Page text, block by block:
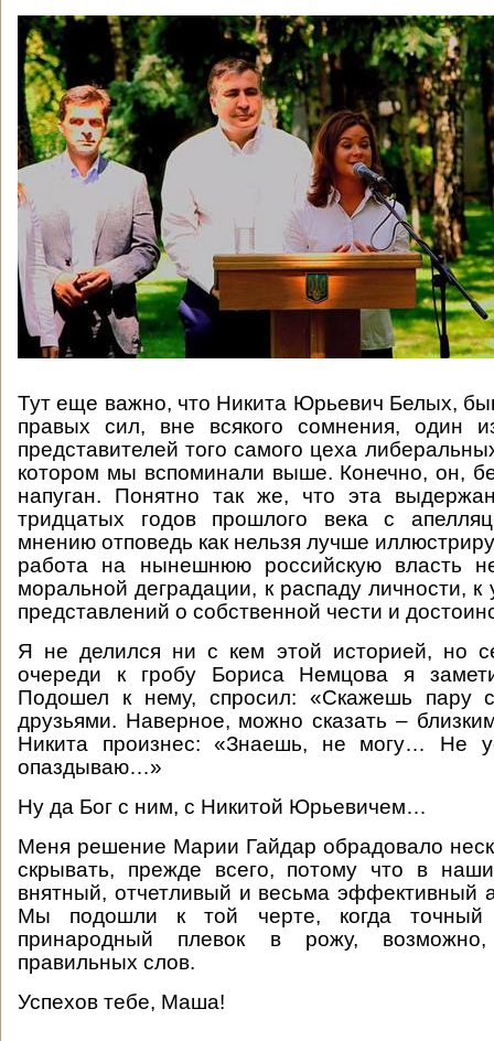
Тут еще важно, что Никита Юрьевич Белых,
правых сил, вне всякого сомнения, один
представителей того самого цеха
котором мы вспоминали выше. Конечно, он,
напуган. Понятно так же, что эта
тридцатых годов прошлого века с
мнению отповедь как нельзя лучше
работа на нынешнюю российскую власть
моральной деградации, к распаду личности, к
представлений о собственной чести и
Я не делился ни с кем этой историей, но
очереди к гробу Бориса Немцова я
Подошел к нему, спросил: «Скажешь пару
друзьями. Наверное, можно сказать –
Никита произнес: «Знаешь, не могу… Не
опаздываю…»
Ну да Бог с ним, с Никитой Юрьевичем…
Меня решение Марии Гайдар обрадовало
скрывать, прежде всего, потому что в
внятный, отчетливый и весьма эффективный
Мы подошли к той черте, когда точный
принародный плевок в рожу,
правильных слов.
Успехов тебе, Маша!